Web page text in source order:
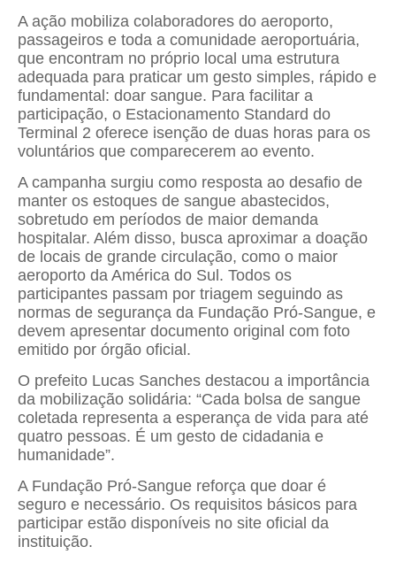
A ação mobiliza colaboradores do aeroporto,
passageiros e toda a comunidade aeroportuária,
que encontram no próprio local uma estrutura
adequada para praticar um gesto simples, rápido e
fundamental: doar sangue. Para facilitar a
participação, o Estacionamento Standard do
Terminal 2 oferece isenção de duas horas para os
voluntários que comparecerem ao evento.
A campanha surgiu como resposta ao desafio de
manter os estoques de sangue abastecidos,
sobretudo em períodos de maior demanda
hospitalar. Além disso, busca aproximar a doação
de locais de grande circulação, como o maior
aeroporto da América do Sul. Todos os
participantes passam por triagem seguindo as
normas de segurança da Fundação Pró-Sangue, e
devem apresentar documento original com foto
emitido por órgão oficial.
O prefeito Lucas Sanches destacou a importância
da mobilização solidária: “Cada bolsa de sangue
coletada representa a esperança de vida para até
quatro pessoas. É um gesto de cidadania e
humanidade”.
A Fundação Pró-Sangue reforça que doar é
seguro e necessário. Os requisitos básicos para
participar estão disponíveis no site oficial da
instituição.